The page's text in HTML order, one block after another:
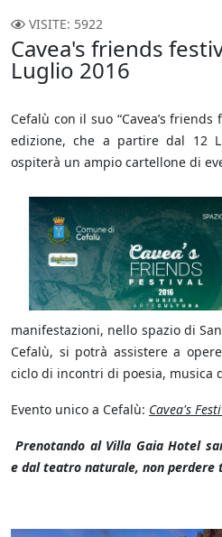
VISITE: 5922
Cavea's friends
Luglio 2016
Cefalù con il suo “Cavea’s
edizione, che a partire dal 12
ospiterà un ampio cartellone di
manifestazioni, nello spazio di
Cefalù, si potrà assistere a
ciclo di incontri di poesia, musica
Evento unico a Cefalù: Cavea's
Prenotando al Villa Gaia Hotel
e dal teatro naturale, non perdere